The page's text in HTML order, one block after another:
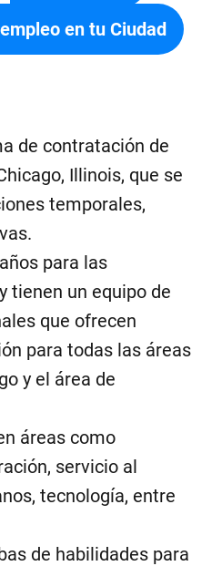
en tu Ciudad
de contratación de
Illinois, que se
temporales,
para las
tienen un equipo de
que ofrecen
para todas las áreas
y el área de
áreas como
servicio al
tecnología, entre
de habilidades para